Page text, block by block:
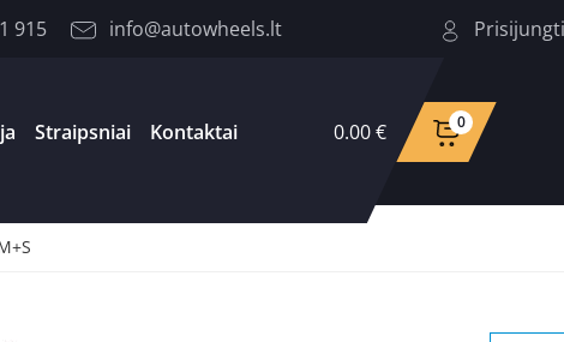
915 info@autowheels.lt Prisijungti
Straipsniai Kontaktai 0.00 € 0